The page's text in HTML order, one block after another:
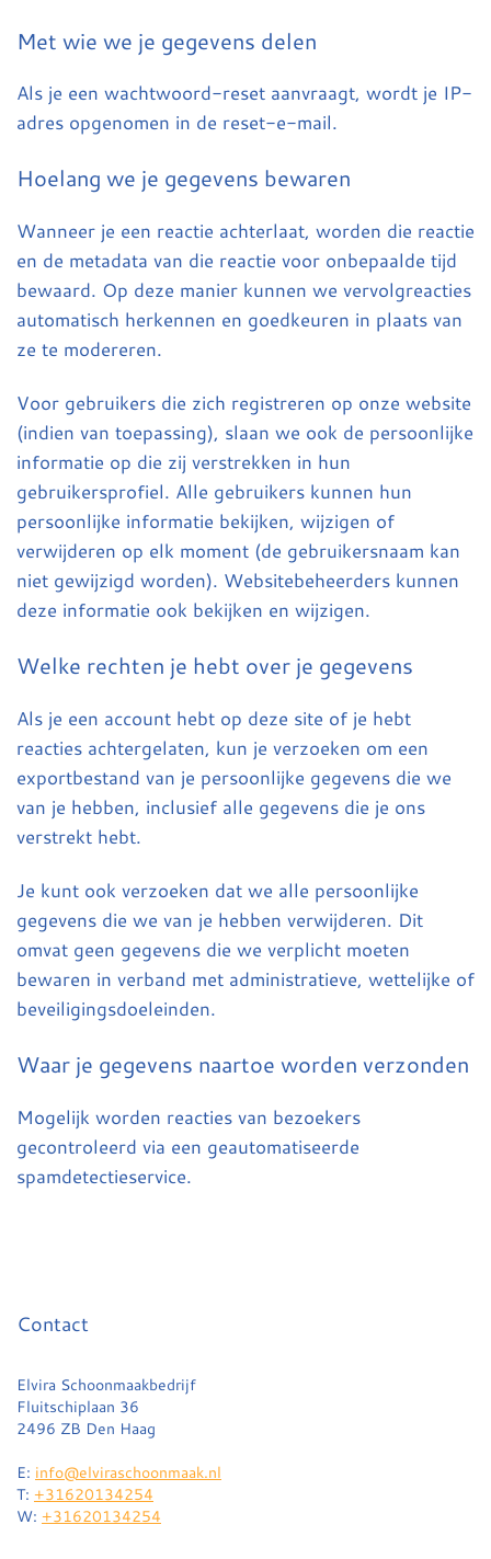
Met wie we je gegevens delen
Als je een wachtwoord-reset aanvraagt, wordt je IP-
adres opgenomen in de reset-e-mail.
Hoelang we je gegevens bewaren
Wanneer je een reactie achterlaat, worden die reactie
en de metadata van die reactie voor onbepaalde tijd
bewaard. Op deze manier kunnen we vervolgreacties
automatisch herkennen en goedkeuren in plaats van
ze te modereren.
Voor gebruikers die zich registreren op onze website
(indien van toepassing), slaan we ook de persoonlijke
informatie op die zij verstrekken in hun
gebruikersprofiel. Alle gebruikers kunnen hun
persoonlijke informatie bekijken, wijzigen of
verwijderen op elk moment (de gebruikersnaam kan
niet gewijzigd worden). Websitebeheerders kunnen
deze informatie ook bekijken en wijzigen.
Welke rechten je hebt over je gegevens
Als je een account hebt op deze site of je hebt
reacties achtergelaten, kun je verzoeken om een
exportbestand van je persoonlijke gegevens die we
van je hebben, inclusief alle gegevens die je ons
verstrekt hebt.
Je kunt ook verzoeken dat we alle persoonlijke
gegevens die we van je hebben verwijderen. Dit
omvat geen gegevens die we verplicht moeten
bewaren in verband met administratieve, wettelijke of
beveiligingsdoeleinden.
Waar je gegevens naartoe worden verzonden
Mogelijk worden reacties van bezoekers
gecontroleerd via een geautomatiseerde
spamdetectieservice.
Contact
Elvira Schoonmaakbedrijf
Fluitschiplaan 36
2496 ZB Den Haag
E: info@elviraschoonmaak.nl
T: +31620134254
W: +31620134254